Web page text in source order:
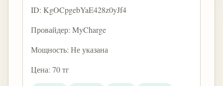
ID: KgOCpgebYaE428z0yJf4
Провайдер: MyCharge
Мощность: Не указана
Цена: 70 тг